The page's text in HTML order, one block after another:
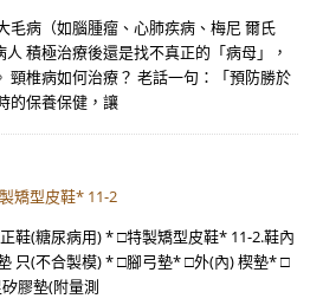
毛病（如腦腫瘤、心肺疾病、梅尼 爾氏
積極治療後還是找不真正的「病母」，
頸椎病如何治療？ 老話一句：「預防勝於
的保養保健，讓
矯型皮鞋* 11-2
鞋(糖尿病用) * □特製矯型皮鞋* 11-2.鞋內
只(不合製模) * □腳弓墊* □外(內) 楔墊* □
膠墊(附量測